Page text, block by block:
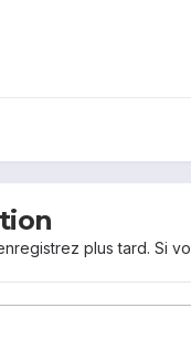
plus tard. Si